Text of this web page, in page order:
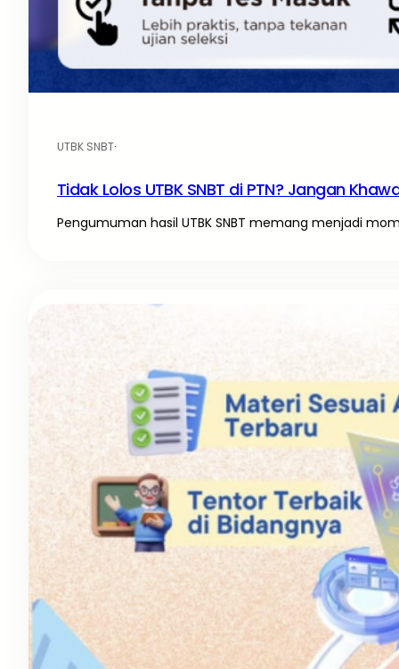
UTBK SNBT·
Tidak Lolos UTBK SNBT di PTN? Jangan
Pengumuman hasil UTBK SNBT memang menjadi